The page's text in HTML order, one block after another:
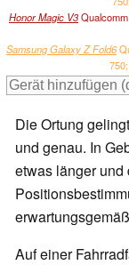
Honor Magic V3
Samsung Galaxy Z Fold6
Die Ortung
und genau. In
etwas länger und
Auf einer